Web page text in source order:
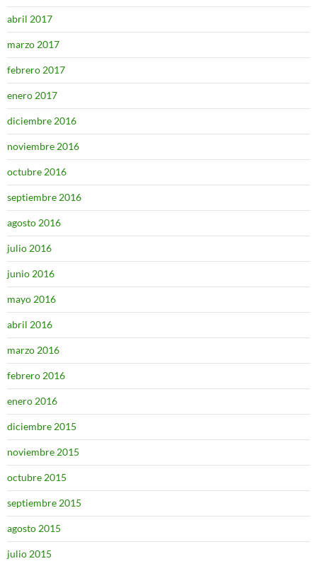
abril 2017
marzo 2017
febrero 2017
enero 2017
diciembre 2016
noviembre 2016
octubre 2016
septiembre 2016
agosto 2016
julio 2016
junio 2016
mayo 2016
abril 2016
marzo 2016
febrero 2016
enero 2016
diciembre 2015
noviembre 2015
octubre 2015
septiembre 2015
agosto 2015
julio 2015